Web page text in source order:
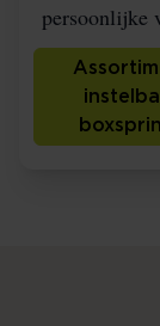
persoonlijke